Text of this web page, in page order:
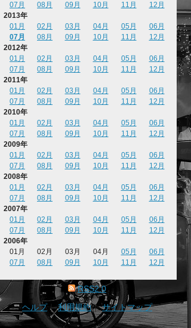
07月
08月 09月 10月 11月
12月
2013年
01月
02月 03月 04月 05月
06月
07月
08月 09月 10月 11月
12月
2012年
01月
02月 03月 04月 05月
06月
07月
08月 09月 10月 11月
12月
2011年
01月
02月 03月 04月 05月
06月
07月
08月 09月 10月 11月
12月
2010年
01月
02月 03月 04月 05月
06月
07月
08月 09月 10月 11月
12月
2009年
01月
02月 03月 04月 05月
06月
07月
08月 09月 10月 11月
12月
2008年
01月
02月 03月 04月 05月
06月
07月
08月 09月 10月 11月
12月
2007年
01月
02月 03月 04月 05月
06月
07月
08月 09月 10月 11月
12月
2006年
01月
02月 03月 04月 05月
06月
07月
08月 09月 10月 11月 12月
RSS2.0
ヘルプ｜利用規約｜サイトマップ